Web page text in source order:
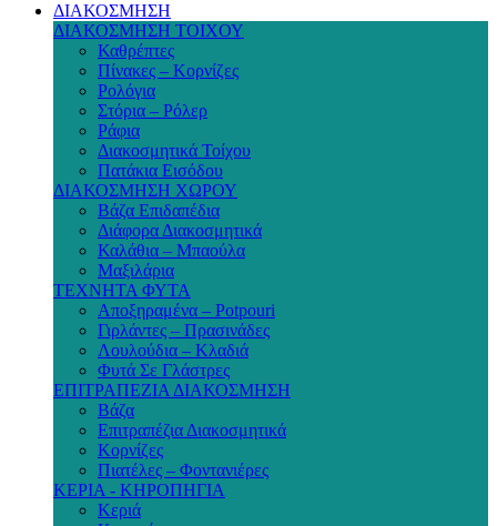
ΔΙΑΚΟΣΜΗΣΗ
ΔΙΑΚΟΣΜΗΣΗ ΤΟΙΧΟΥ
Καθρέπτες
Πίνακες – Κορνίζες
Ρολόγια
Στόρια – Ρόλερ
Ράφια
Διακοσμητικά Τοίχου
Πατάκια Εισόδου
ΔΙΑΚΟΣΜΗΣΗ ΧΩΡΟΥ
Βάζα Επιδαπέδια
Διάφορα Διακοσμητικά
Καλάθια – Μπαούλα
Μαξιλάρια
ΤΕΧΝΗΤΑ ΦΥΤΑ
Αποξηραμένα – Potpouri
Γιρλάντες – Πρασινάδες
Λουλούδια – Κλαδιά
Φυτά Σε Γλάστρες
ΕΠΙΤΡΑΠΕΖΙΑ ΔΙΑΚΟΣΜΗΣΗ
Βάζα
Επιτραπέζια Διακοσμητικά
Κορνίζες
Πιατέλες – Φοντανιέρες
ΚΕΡΙΑ - ΚΗΡΟΠΗΓΙΑ
Κεριά